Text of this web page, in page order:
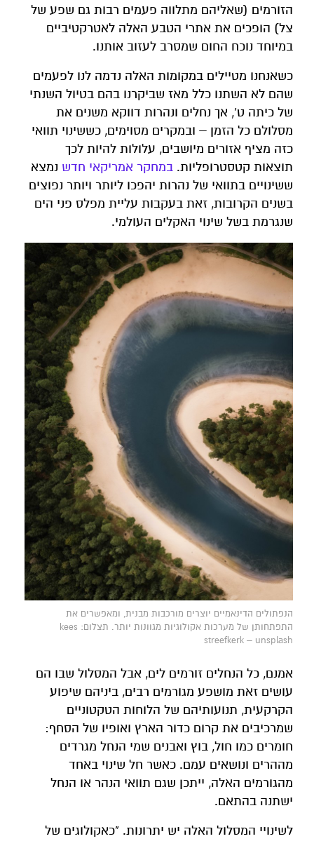
הזורמים (שאליהם מתלווה פעמים רבות גם שפע של
צל) הופכים את אתרי הטבע האלה לאטרקטיביים
במיוחד נוכח החום שמסרב לעזוב אותנו.
כשאנחנו מטיילים במקומות האלה נדמה לנו לפעמים
שהם לא השתנו כלל מאז שביקרנו בהם בטיול השנתי
של כיתה ט', אך נחלים ונהרות דווקא משנים את
מסלולם כל הזמן – ובמקרים מסוימים, כששינוי תוואי
כזה מציף אזורים מיושבים, עלולות להיות לכך
תוצאות קטסטרופליות. במחקר אמריקאי חדש נמצא
ששינויים בתוואי של נהרות יהפכו ליותר ויותר נפוצים
בשנים הקרובות, זאת בעקבות עליית מפלס פני הים
שנגרמת בשל שינוי האקלים העולמי.
הנפתולים הדינאמיים יוצרים מורכבות מבנית, ומאפשרים את
התפתחותן של מערכות אקולוגיות מגוונות יותר. תצלום: kees
streefkerk – unsplash
אמנם, כל הנחלים זורמים לים, אבל המסלול שבו הם
עושים זאת מושפע מגורמים רבים, ביניהם שיפוע
הקרקעית, תנועותיהם של הלוחות הטקטוניים
שמרכיבים את קרום כדור הארץ ואופיו של הסחף:
חומרים כמו חול, בוץ ואבנים שמי הנחל מגרדים
מההרים ונושאים עמם. כאשר חל שינוי באחד
מהגורמים האלה, ייתכן שגם תוואי הנהר או הנחל
ישתנה בהתאם.
לשינויי המסלול האלה יש יתרונות. "כאקולוגים של